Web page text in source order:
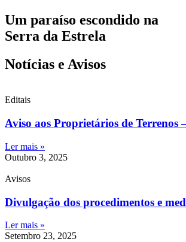
Um paraíso escondido na
Serra da Estrela
Notícias e Avisos
Editais
Aviso aos Proprietários de Terrenos
Ler mais »
Outubro 3, 2025
Avisos
Divulgação dos procedimentos e
Ler mais »
Setembro 23, 2025